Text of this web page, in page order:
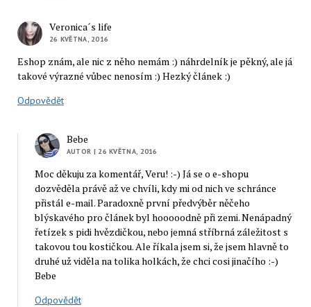
Veronica´s life
26 KVĚTNA, 2016
Eshop znám, ale nic z něho nemám :) náhrdelník je pěkný, ale já
takové výrazné vůbec nenosím :) Hezký článek :)
Odpovědět
Bebe
AUTOR | 26 KVĚTNA, 2016
Moc děkuju za komentář, Veru! :-) Já se o e-shopu
dozvěděla právě až ve chvíli, kdy mi od nich ve schránce
přistál e-mail. Paradoxně první předvýběr něčeho
blýskavého pro článek byl hooooodně při zemi. Nenápadný
řetízek s pidi hvězdičkou, nebo jemná stříbrná záležitost s
takovou tou kostičkou. Ale říkala jsem si, že jsem hlavně to
druhé už viděla na tolika holkách, že chci cosi jinačího :-)
Bebe
Odpovědět